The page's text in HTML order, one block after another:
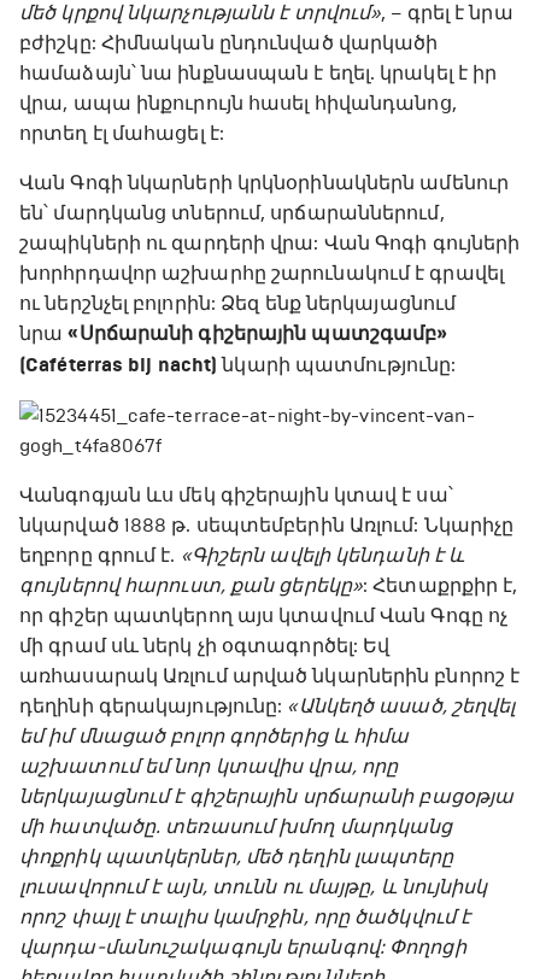
մեծ կրքով նկարչությանն է տրվում», – գրել է նրա
բժիշկը: Հիմնական ընդունված վարկածի
համաձայն՝ նա ինքնասպան է եղել. կրակել է իր
վրա, ապա ինքուրույն հասել հիվանդանոց,
որտեղ էլ մահացել է:
Վան Գոգի նկարների կրկնօրինակներն ամենուր
են՝ մարդկանց տներում, սրճարաններում,
շապիկների ու զարդերի վրա: Վան Գոգի գույների
խորհրդավոր աշխարհը շարունակում է գրավել
ու ներշնչել բոլորին: Ձեզ ենք ներկայացնում
նրա«Սրճարանի գիշերային պատշգամբ»
(Caféterras bij nacht)նկարի պատմությունը:
Վանգոգյան ևս մեկ գիշերային կտավ է սա՝
նկարված 1888 թ. սեպտեմբերին Առլում: Նկարիչը
եղբորը գրում է. «Գիշերն ավելի կենդանի է և
գույներով հարուստ, քան ցերեկը»: Հետաքրքիր է,
որ գիշեր պատկերող այս կտավում Վան Գոգը ոչ
մի գրամ սև ներկ չի օգտագործել: Եվ
առհասարակ Առլում արված նկարներին բնորոշ է
դեղինի գերակայությունը: «Անկեղծ ասած, շեղվել
եմ իմ մնացած բոլոր գործերից և հիմա
աշխատում եմ նոր կտավիս վրա, որը
ներկայացնում է գիշերային սրճարանի բացօթյա
մի հատվածը. տեռասում խմող մարդկանց
փոքրիկ պատկերներ, մեծ դեղին լապտերը
լուսավորում է այն, տունն ու մայթը, և նույնիսկ
որոշ փայլ է տալիս կամրջին, որը ծածկվում է
վարդա-մանուշակագույն երանգով: Փողոցի